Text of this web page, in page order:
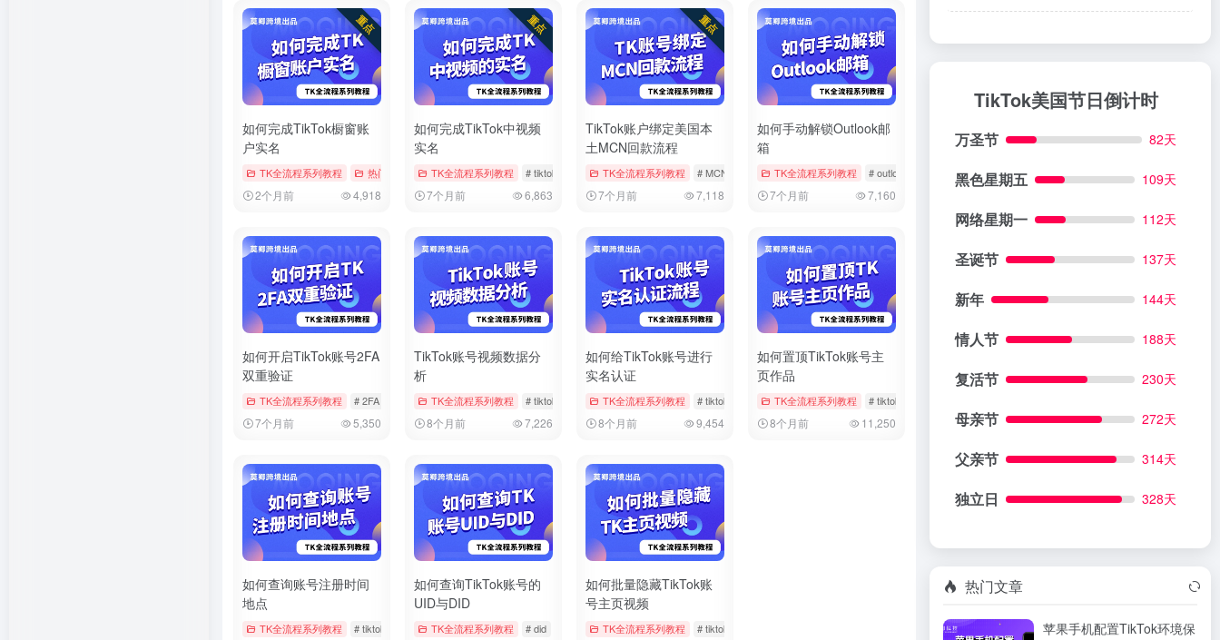
如何完成TikTok橱窗账
户实名
TK全流程系列教程 热门文章 # tiktok # 实名 # 实名认证
2个月前 4,918
如何完成TikTok中视频
实名
TK全流程系列教程 # tiktok # 中视频 # 实名
7个月前 6,863
TikTok账户绑定美国本
土MCN回款流程
TK全流程系列教程 # MCN # tiktok # 回款
7个月前 7,118
如何手动解锁Outlook邮
箱
TK全流程系列教程 # outlook # 微软邮箱 # 解除锁定
7个月前 7,160
如何开启TikTok账号2FA
双重验证
TK全流程系列教程 # 2FA # tiktok # 双重验证
7个月前 5,350
TikTok账号视频数据分
析
TK全流程系列教程 # tiktok # 数据分析 # 视频数据
8个月前 7,226
如何给TikTok账号进行
实名认证
TK全流程系列教程 # tiktok # 官方帐户实名 # 实名
8个月前 9,454
如何置顶TikTok账号主
页作品
TK全流程系列教程 # tiktok
8个月前 11,250
如何查询账号注册时间
地点
TK全流程系列教程 # tiktok # 注册时间 # 账号信息
如何查询TikTok账号的
UID与DID
TK全流程系列教程 # did # uid
如何批量隐藏TikTok账
号主页视频
TK全流程系列教程 # tiktok
TikTok美国节日倒计时
万圣节 82天
黑色星期五 109天
网络星期一 112天
圣诞节 137天
新年 144天
情人节 188天
复活节 230天
母亲节 272天
父亲节 314天
独立日 328天
热门文章
苹果手机配置TikTok环境保